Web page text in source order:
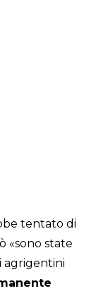
tentato di
«sono state
agrigentini